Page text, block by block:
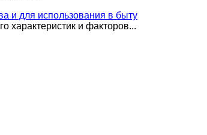
и для использования в быту
характеристик и факторов...